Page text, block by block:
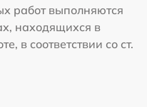
работ выполняются
находящихся в
в соответствии со ст.